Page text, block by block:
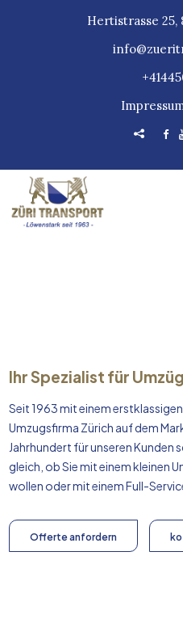
Hertistrasse 25,
Ihr Spezialist für
Seit 1963 mit einem
Umzugsfirma Zürich auf dem
Jahrhundert für unseren Kunden
gleich, ob Sie mit einem kleinen
wollen oder mit einem Full-
Offerte anfordern